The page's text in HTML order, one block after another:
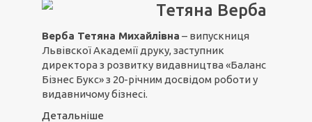
Тетяна Верба
Верба Тетяна Михайлівна – випускниця
Львівскої Академії друку, заступник
директора з розвитку видавництва «Баланс
Бізнес Букс» з 20-річним досвідом роботи у
видавничому бізнесі.
Детальніше